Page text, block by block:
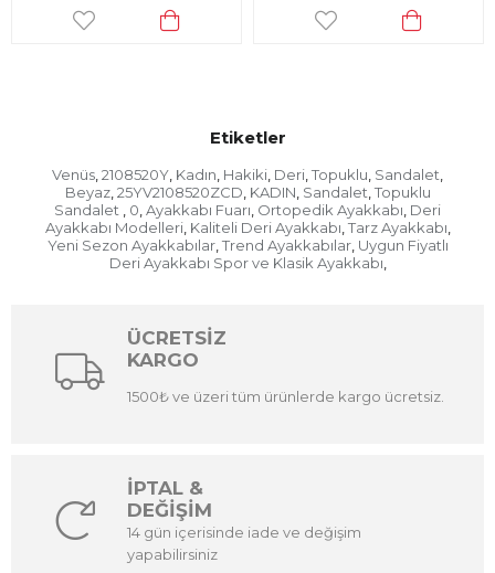
Etiketler
Venüs 2108520Y Kadın Hakiki Deri Topuklu Sandalet
Beyaz, 25YV2108520ZCD KADIN Sandalet Topuklu
Sandalet
0 Ayakkabı Fuarı Ortopedik Ayakkabı Deri
Ayakkabı Modelleri, Kaliteli Deri Ayakkabı Tarz Ayakkabı
Yeni Sezon Ayakkabılar, Trend Ayakkabılar, Uygun Fiyatlı
Deri Ayakkabı Spor ve Klasik Ayakkabı
ÜCRETSİZ
KARGO
1500₺ ve üzeri tüm ürünlerde kargo ücretsiz.
İPTAL &
DEĞİŞİM
14 gün içerisinde iade ve değişim
yapabilirsiniz